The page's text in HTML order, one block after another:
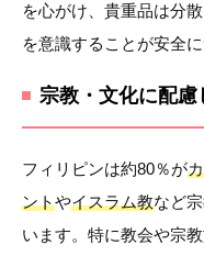
を心がけ、貴重品は分
を意識することが安全に
宗教・文化に配
フィリピンは約80％が
ントやイスラム教など
います。特に教会や宗